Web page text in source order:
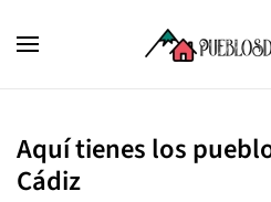
Aquí tienes los
Cádiz